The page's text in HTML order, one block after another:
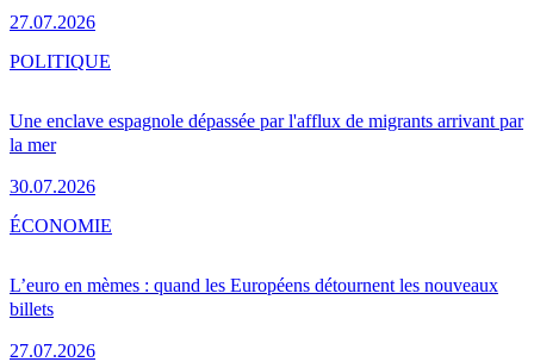
27.07.2026
Une enclave espagnole dépassée par l'afflux de migrants arrivant par
la mer
30.07.2026
POLITIQUE
L’euro en mèmes : quand les Européens détournent les nouveaux
billets
27.07.2026
ÉCONOMIE